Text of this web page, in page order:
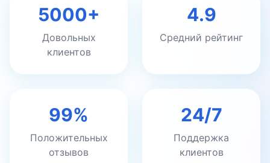
5000+
Довольных
клиентов
4.9
Средний рейтинг
99%
Положительных
отзывов
24/7
Поддержка
клиентов